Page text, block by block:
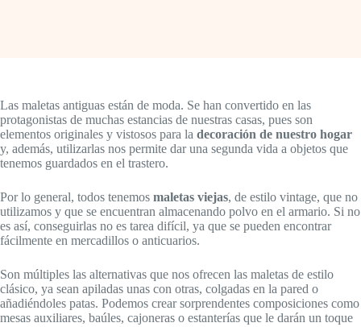
Las maletas antiguas están de moda. Se han convertido en las
protagonistas de muchas estancias de nuestras casas, pues son
elementos originales y vistosos para la decoración de nuestro hogar
y, además, utilizarlas nos permite dar una segunda vida a objetos que
tenemos guardados en el trastero.
Por lo general, todos tenemos maletas viejas, de estilo vintage, que no
utilizamos y que se encuentran almacenando polvo en el armario. Si no
es así, conseguirlas no es tarea difícil, ya que se pueden encontrar
fácilmente en mercadillos o anticuarios.
Son múltiples las alternativas que nos ofrecen las maletas de estilo
clásico, ya sean apiladas unas con otras, colgadas en la pared o
añadiéndoles patas. Podemos crear sorprendentes composiciones como
mesas auxiliares, baúles, cajoneras o estanterías que le darán un toque